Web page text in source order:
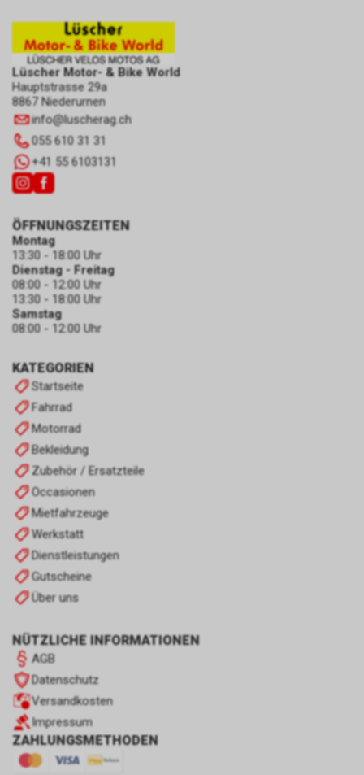
Lüscher Motor- & Bike World
Hauptstrasse 29a
8867 Niederurnen
info@luscherag.ch
055 610 31 31
+41 55 6103131
KATEGORIEN
Startseite
Fahrrad
Motorrad
Bekleidung
Zubehör / Ersatzteile
Occasionen
Mietfahrzeuge
Werkstatt
Dienstleistungen
Gutscheine
Über uns
NÜTZLICHE INFORMATIONEN
AGB
Datenschutz
Versandkosten
Impressum
ZAHLUNGSMETHODEN
ÖFFNUNGSZEITEN
Montag
13:30 - 18:00 Uhr
Dienstag - Freitag
08:00 - 12:00 Uhr
13:30 - 18:00 Uhr
Samstag
08:00 - 12:00 Uhr